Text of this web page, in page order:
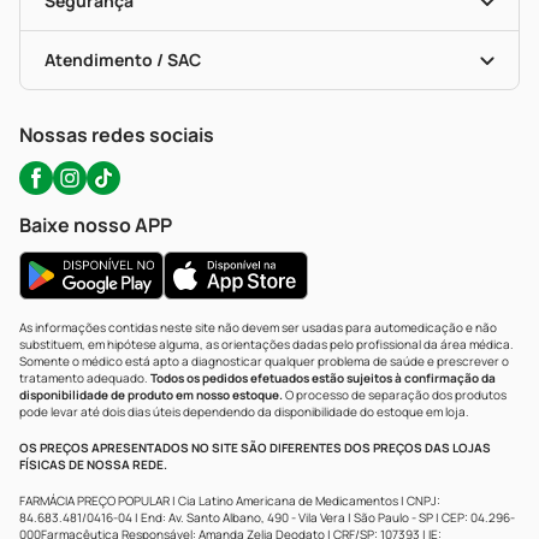
Troca E Devolução
Bulas De A A Z
Políticas De Marketplace
Testes Rápidos
Autoteste Covid-19
Certificado De Segurança
Portal Da Privacidade
Atendimento / SAC
WhatsApp (47) 9202-1687
Nossas redes sociais
Baixe nosso APP
As informações contidas neste site não devem ser usadas para automedicação e não
substituem, em hipótese alguma, as orientações dadas pelo profissional da área médica.
Somente o médico está apto a diagnosticar qualquer problema de saúde e prescrever o
tratamento adequado. Todos os pedidos efetuados estão sujeitos à confirmação da
disponibilidade de produto em nosso estoque.O processo de separação dos produtos
pode levar até dois dias úteis dependendo da disponibilidade do estoque em loja.
OS PREÇOS APRESENTADOS NO SITE SÃO DIFERENTES DOS PREÇOS DAS LOJAS
FÍSICAS DE NOSSA REDE.
FARMÁCIA PREÇO POPULAR | Cia Latino Americana de Medicamentos | CNPJ:
84.683.481/0416-04 | End: Av. Santo Albano, 490 - Vila Vera | São Paulo - SP | CEP: 04.296-
000Farmacêutica Responsável: Amanda Zelia Deodato | CRF/SP: 107393 | IE: